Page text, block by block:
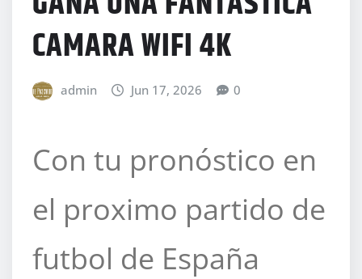
CAMARA WIFI 4K
admin Jun 17, 2026 0
Con tu pronóstico en
el proximo partido de
futbol de España